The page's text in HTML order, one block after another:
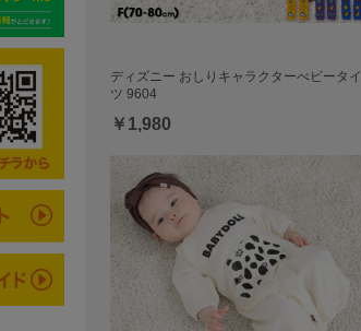
ディズニー おしりキャラクターべビータイ
ツ 9604
￥1,980